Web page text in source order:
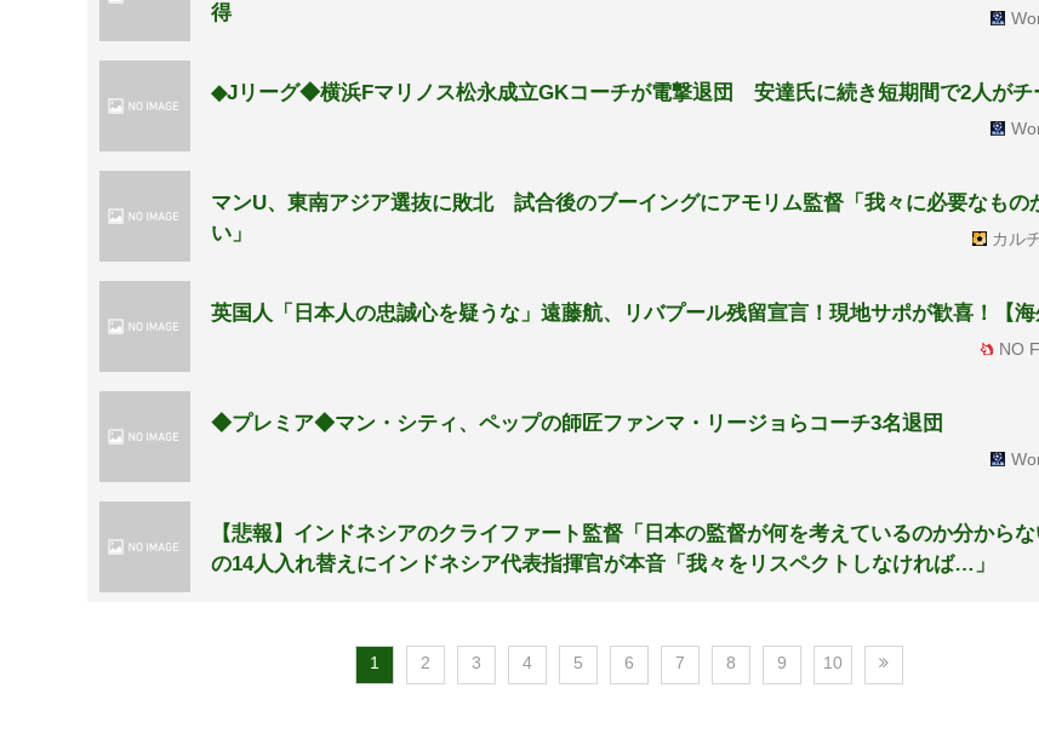
得
◆Jリーグ◆横浜Fマリノス松永成立GKコーチが電撃退団 安達氏に続き短期間で2人がチ
マンU、東南アジア選抜に敗北 試合後のブーイングにアモリム監督「我々に必要なもの
い」
カル
英国人「日本人の忠誠心を疑うな」遠藤航、リバプール残留宣言！現地サポが歓喜！【海
NO
◆プレミア◆マン・シティ、ペップの師匠ファンマ・リージョらコーチ3名退団
【悲報】インドネシアのクライファート監督「日本の監督が何を考えているのか分から
の14人入れ替えにインドネシア代表指揮官が本音「我々をリスペクトしなければ…」
1 2 3 4 5 6 7 8 9 10